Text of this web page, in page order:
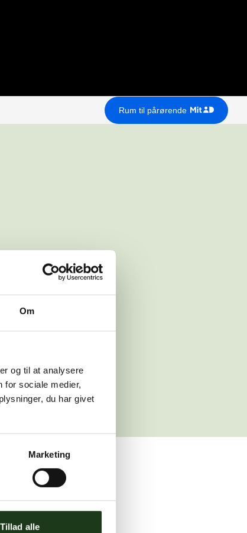
Om
og til at analysere
for sociale medier,
du har givet
Marketing
Tillad alle
Rum til pårørende
igen
for assistance.